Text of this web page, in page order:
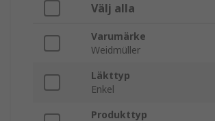
Välj alla
Varumärke
Weidmüller
Läkttyp
Enkel
Produkttyp